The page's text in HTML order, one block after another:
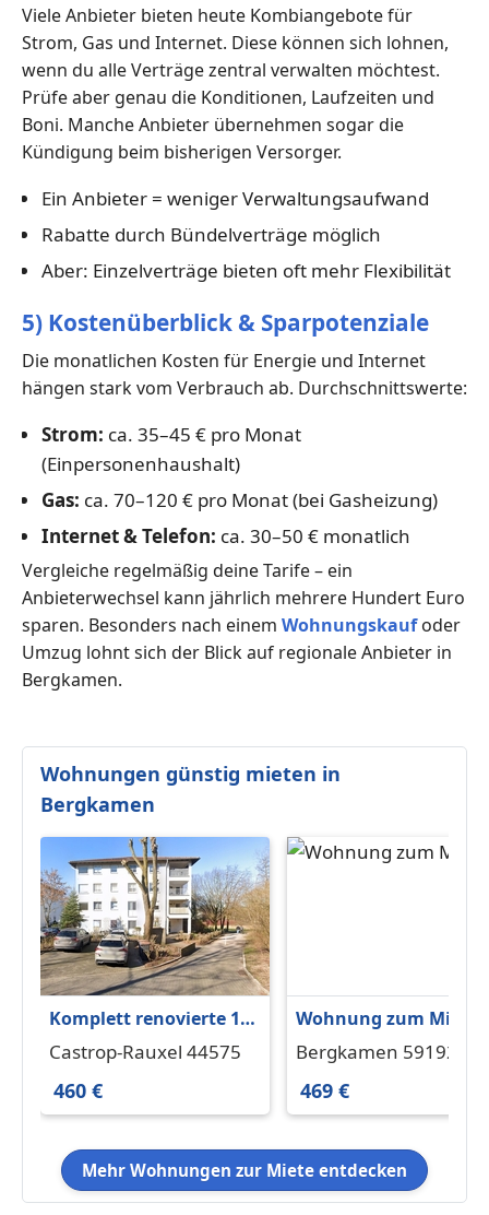
Viele Anbieter bieten heute Kombiangebote für
Strom, Gas und Internet. Diese können sich lohnen,
wenn du alle Verträge zentral verwalten möchtest.
Prüfe aber genau die Konditionen, Laufzeiten und
Boni. Manche Anbieter übernehmen sogar die
Kündigung beim bisherigen Versorger.
Ein Anbieter = weniger Verwaltungsaufwand
Rabatte durch Bündelverträge möglich
Aber: Einzelverträge bieten oft mehr Flexibilität
5) Kostenüberblick & Sparpotenziale
Die monatlichen Kosten für Energie und Internet
hängen stark vom Verbrauch ab. Durchschnittswerte:
Strom: ca. 35–45 € pro Monat
(Einpersonenhaushalt)
Gas: ca. 70–120 € pro Monat (bei Gasheizung)
Internet & Telefon: ca. 30–50 € monatlich
Vergleiche regelmäßig deine Tarife – ein
Anbieterwechsel kann jährlich mehrere Hundert Euro
sparen. Besonders nach einem Wohnungskaufoder
Umzug lohnt sich der Blick auf regionale Anbieter in
Bergkamen.
Wohnungen günstig mieten in
Bergkamen
Komplett renovierte 1-
Zimmer-Wohnung
Castrop-Rauxel 44575
460 €
Wohnung zum Mieten
in Bergkamen 469 €
Bergkamen 59192
469 €
Mehr Wohnungen zur Miete entdecken